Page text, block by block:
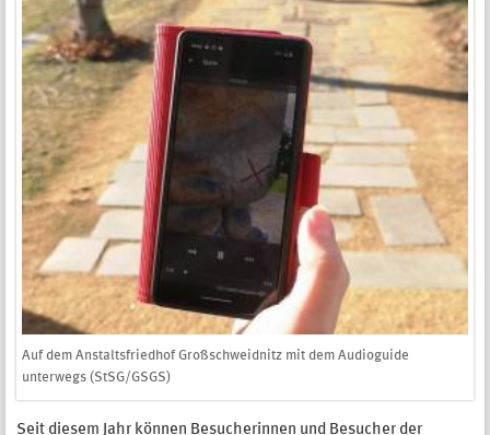
Auf dem Anstaltsfriedhof Großschweidnitz mit dem Audioguide
unterwegs (StSG/GSGS)
Seit diesem Jahr können Besucherinnen und Besucher der